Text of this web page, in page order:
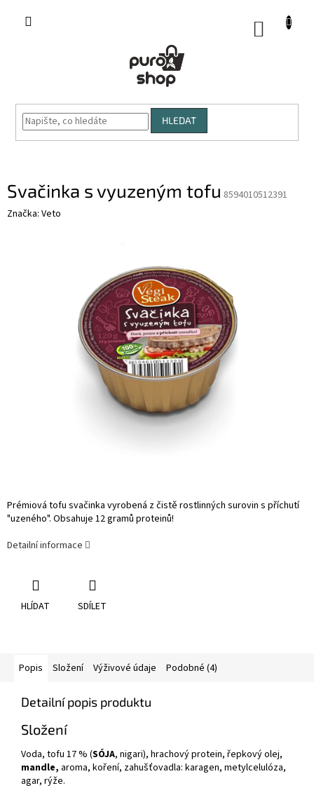
HLEDAT
Svačinka s vyuzeným tofu 8594010512391
Značka: Veto
Prémiová tofu svačinka vyrobená z čistě rostlinných surovin s příchutí
"uzeného". Obsahuje 12 gramů proteinů!
Detailní informace
HLÍDAT SDÍLET
Popis Složení Výživové údaje Podobné (4)
Detailní popis produktu
Složení
Voda, tofu 17 % (SÓJA, nigari), hrachový protein, řepkový olej,
mandle, aroma, koření, zahušťovadla: karagen, metylcelulóza,
agar, rýže.